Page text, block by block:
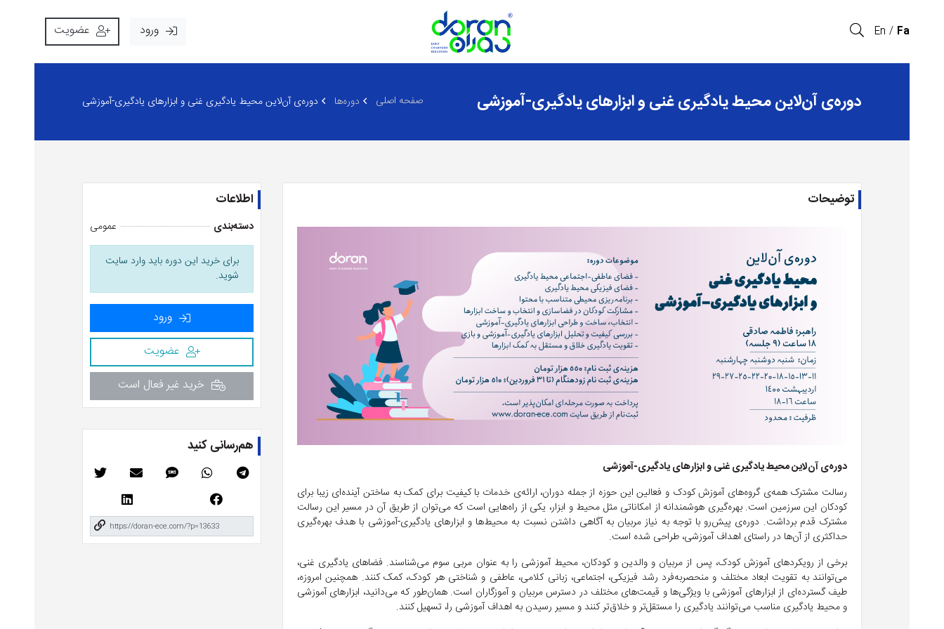
Fa
En ورود عضویت
دوره‌ی آن‌لاین محیط یادگیری غنی و ابزارهای یادگیری-آموزشی صفحه اصلی ‏دوره‌ها دوره‌ی آن‌لاین محیط یادگیری غنی و ابزارهای یادگیری-آموزشی
اطلاعات
دسته‌بندی عمومی
برای خرید این دوره باید وارد سایت
شوید.
ورود
عضویت
خرید غیر فعال است
هم‌رسانی کنید
توضیحات
دوره‌ی آن‌لاین محیط یادگیری غنی و ابزارهای یادگیری-آموزشی
رسالت مشترک همه‌ی گروه‌های آموزش کودک و فعالین این حوزه از جمله دوران، ارائه‌ی خدمات با کیفیت برای کمک به ساختن آینده‌ای زیبا برای
کودکان این سرزمین است. بهره‌گیری هوشمندانه از امکاناتی مثل محیط و ابزار، یکی از راه‌هایی است که می‌توان از طریق آن در مسیر این رسالت
مشترک قدم برداشت. دوره‌ی پیش‌رو با توجه به نیاز مربیان به آگاهی داشتن نسبت به محیط‌‌ها و ابزارهای یادگیری-آموزشی با هدف بهره‌گیری
حداکثری از آن‌ها در راستای اهداف آموزشی، طراحی شده است.
برخی از رویکرد‌های آموزش کودک، پس از مربیان و والدین و کودکان، محیط آموزشی را به عنوان مربی سوم می‌شناسند. فضاهای یادگیری غنی،
می‌توانند به تقویت ابعاد مختلف و منحصربه‌فرد رشد فیزیکی، اجتماعی، زبانی کلامی، عاطفی و شناختی هر کودک، کمک کنند. همچنین امروزه،
طیف گسترده‌ای از ابزارهای آموزشی با ویژگی‌ها و قیمت‌های مختلف در دسترس مربیان و آموزگاران است. همان‌طور که می‌دانید، ابزارهای آموزشی
و محیط یادگیری مناسب می‌توانند یادگیری را مستقل‌تر و خلاق‌تر کنند و مسیر رسیدن به اهداف آموزشی را، تسهیل کنند.